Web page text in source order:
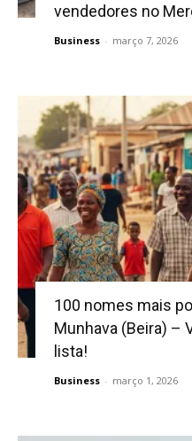
vendedores no
Business - março 7, 2026
100 nomes mais
Munhava (Beira) –
lista!
Business - março 1, 2026